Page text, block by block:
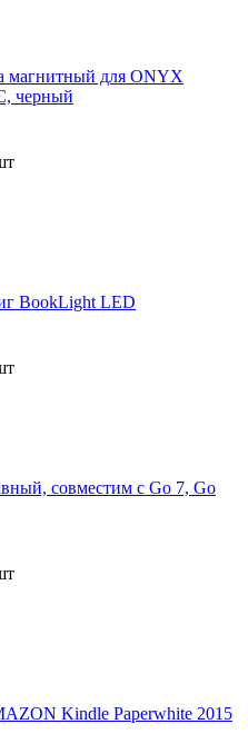
магнитный для ONYX
черный
BookLight LED
совместим с Go 7, Go
Kindle Paperwhite 2015